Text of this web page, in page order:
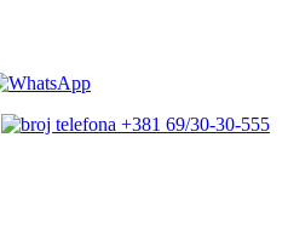
+381 69/30-30-555